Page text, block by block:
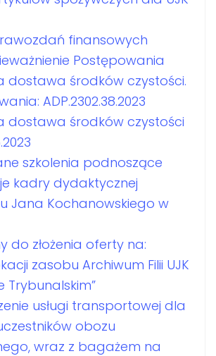
finansowych
Postępowania
dostawa środków czystości.
ADP.2302.38.2023
dostawa środków czystości
szkolenia podnoszące
kadry dydaktycznej
Jana Kochanowskiego w
do złożenia oferty na:
zasobu Archiwum Filii UJK
Trybunalskim”
usługi transportowej dla
obozu
wraz z bagażem na